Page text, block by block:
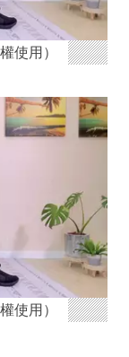
使用）
使用）